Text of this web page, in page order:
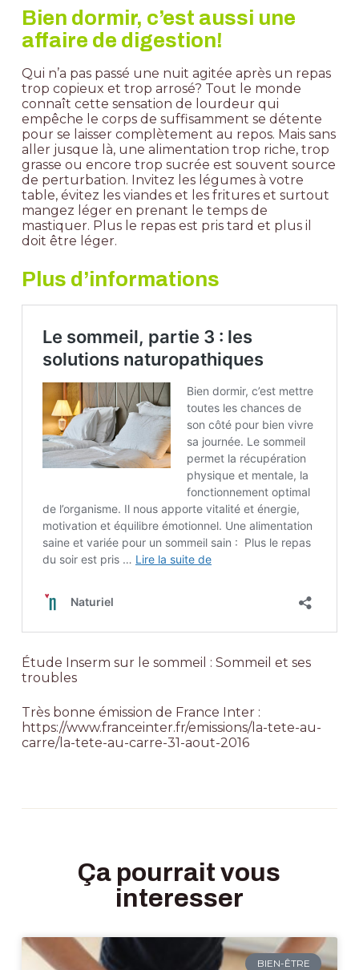
Bien dormir, c’est aussi une
affaire de digestion!
Qui n’a pas passé une nuit agitée après un repas
trop copieux et trop arrosé? Tout le monde
connaît cette sensation de lourdeur qui
empêche le corps de suffisamment se détente
pour se laisser complètement au repos. Mais sans
aller jusque là, une alimentation trop riche, trop
grasse ou encore trop sucrée est souvent source
de perturbation. Invitez les légumes à votre
table, évitez les viandes et les fritures et surtout
mangez léger en prenant le temps de
mastiquer. Plus le repas est pris tard et plus il
doit être léger.
Plus d’informations
Étude Inserm sur le sommeil : Sommeil et ses
troubles
Très bonne émission de France Inter :
https://www.franceinter.fr/emissions/la-tete-au-
carre/la-tete-au-carre-31-aout-2016
Ça pourrait vous
interesser
BIEN-ÊTRE